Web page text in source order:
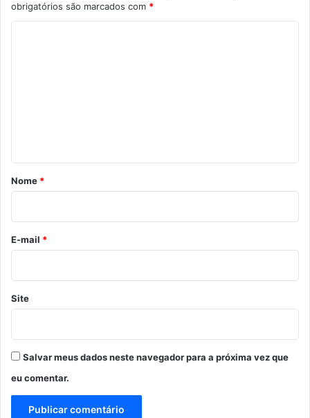
obrigatórios são marcados com *
r
o
*
Nome *
E-mail *
Site
Salvar meus dados neste navegador para a próxima vez que
eu comentar.